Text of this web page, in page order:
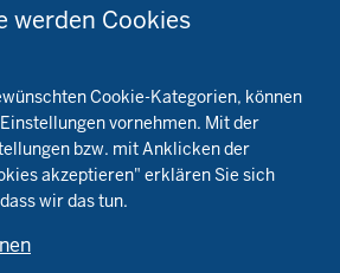
werden Cookies
Cookie-Kategorien, können
vornehmen. Mit der
bzw. mit Anklicken der
akzeptieren" erklären Sie sich
wir das tun.
NRW
Landbau